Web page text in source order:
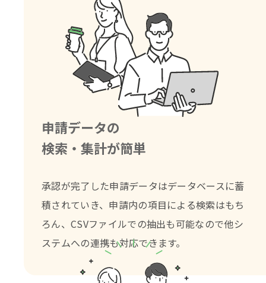
申請データの
検索・集計が簡単
承認が完了した申請データはデータベースに蓄
積されていき、 申請内の項目による検索はもち
ろん、CSVファイルでの抽出も可能なので他シ
ステムへの連携も対応できます。